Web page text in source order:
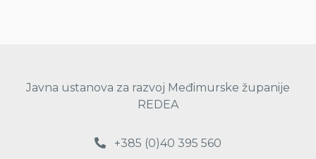
Javna ustanova za razvoj Međimurske županije
REDEA
+385 (0)40 395 560